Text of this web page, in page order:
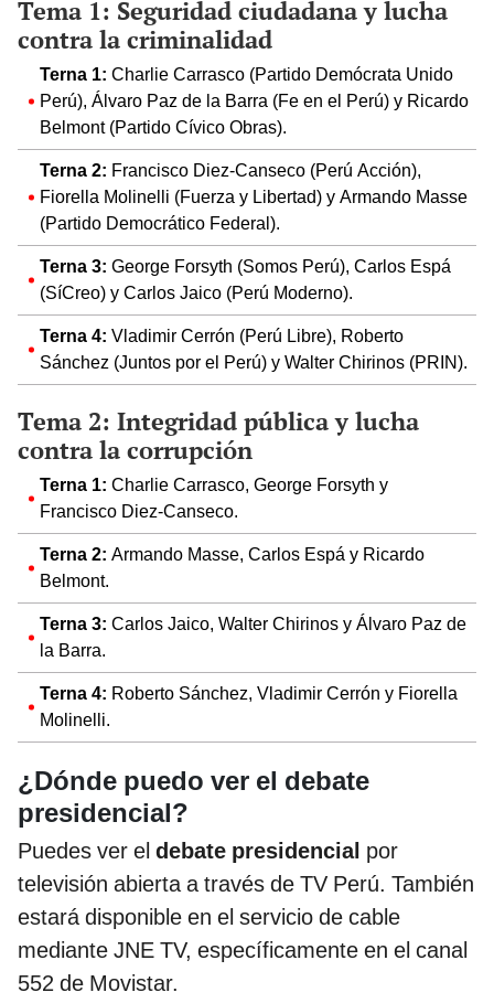
Tema 1: Seguridad ciudadana y lucha
contra la criminalidad
Terna 1: Charlie Carrasco (Partido Demócrata Unido
Perú), Álvaro Paz de la Barra (Fe en el Perú) y Ricardo
Belmont (Partido Cívico Obras).
Terna 2: Francisco Diez-Canseco (Perú Acción),
Fiorella Molinelli (Fuerza y Libertad) y Armando Masse
(Partido Democrático Federal).
Terna 3: George Forsyth (Somos Perú), Carlos Espá
(SíCreo) y Carlos Jaico (Perú Moderno).
Terna 4: Vladimir Cerrón (Perú Libre), Roberto
Sánchez (Juntos por el Perú) y Walter Chirinos (PRIN).
Tema 2: Integridad pública y lucha
contra la corrupción
Terna 1: Charlie Carrasco, George Forsyth y
Francisco Diez-Canseco.
Terna 2: Armando Masse, Carlos Espá y Ricardo
Belmont.
Terna 3: Carlos Jaico, Walter Chirinos y Álvaro Paz de
la Barra.
Terna 4: Roberto Sánchez, Vladimir Cerrón y Fiorella
Molinelli.
¿Dónde puedo ver el debate
presidencial?
Puedes ver el debate presidencial por
televisión abierta a través de TV Perú. También
estará disponible en el servicio de cable
mediante JNE TV, específicamente en el canal
552 de Movistar.